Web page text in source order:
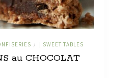
/ | SWEET TABLES
au CHOCOLAT